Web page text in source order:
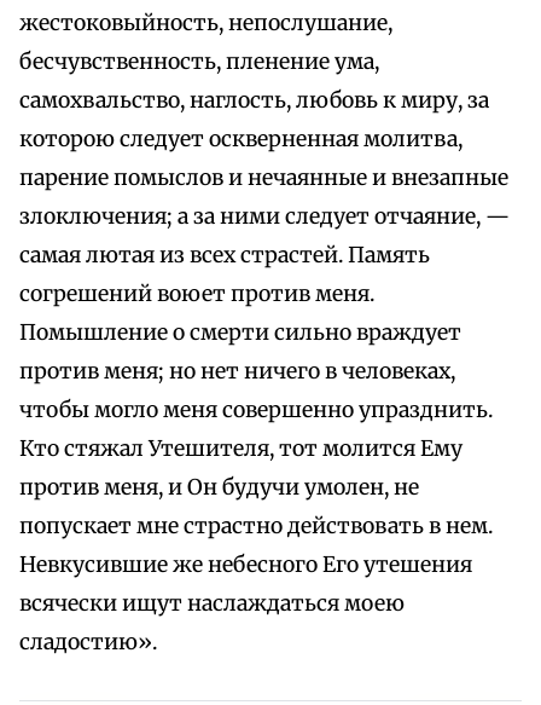
жестоковыйность, непослушание,
бесчувственность, пленение ума,
самохвальство, наглость, любовь к миру, за
которою следует оскверненная молитва,
парение помыслов и нечаянные и внезапные
злоключения; а за ними следует отчаяние, —
самая лютая из всех страстей. Память
согрешений воюет против меня.
Помышление о смерти сильно враждует
против меня; но нет ничего в человеках,
чтобы могло меня совершенно упразднить.
Кто стяжал Утешителя, тот молится Ему
против меня, и Он будучи умолен, не
попускает мне страстно действовать в нем.
Невкусившие же небесного Его утешения
всячески ищут наслаждаться моею
сладостию».